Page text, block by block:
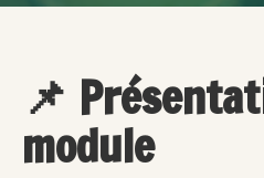
📌
module